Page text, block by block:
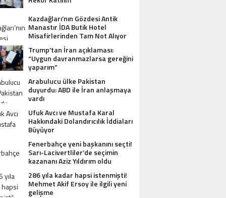
Kazdağları’nın Gözdesi Antik
Manastır İDA Butik Hotel
Misafirlerinden Tam Not Alıyor
Trump’tan İran açıklaması:
“Uygun davranmazlarsa gereğini
yaparım”
Arabulucu ülke Pakistan
duyurdu: ABD ile İran anlaşmaya
vardı
Ufuk Avcı ve Mustafa Karal
Hakkındaki Dolandırıcılık İddiaları
Büyüyor
Fenerbahçe yeni başkanını seçti!
Sarı-Lacivertliler’de seçimin
kazananı Aziz Yıldırım oldu
286 yıla kadar hapsi istenmişti!
Mehmet Akif Ersoy ile ilgili yeni
gelişme